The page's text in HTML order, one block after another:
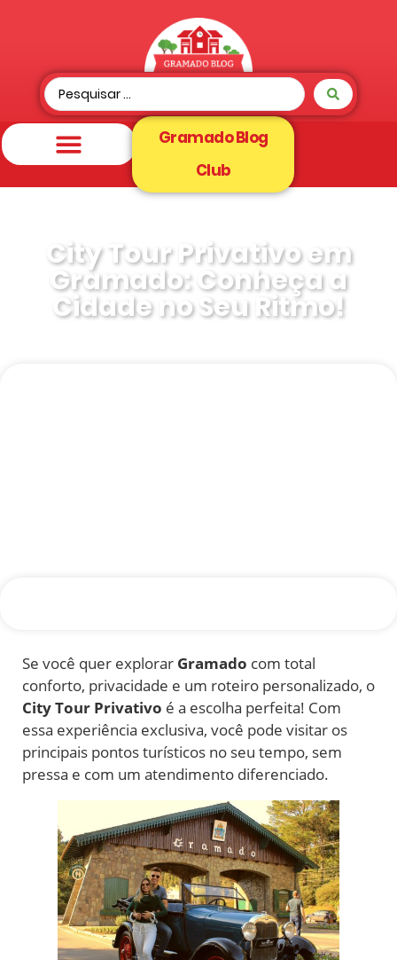
Gramado Blog
Club
City Tour Privativo em
Gramado: Conheça a
Cidade no Seu Ritmo!
Se você quer explorar Gramado com total
conforto, privacidade e um roteiro personalizado, o
City Tour Privativo é a escolha perfeita! Com
essa experiência exclusiva, você pode visitar os
principais pontos turísticos no seu tempo, sem
pressa e com um atendimento diferenciado.